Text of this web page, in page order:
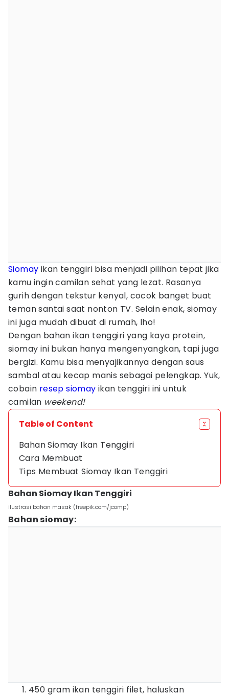
Siomay ikan tenggiri bisa menjadi pilihan tepat jika
kamu ingin camilan sehat yang lezat. Rasanya
gurih dengan tekstur kenyal, cocok banget buat
teman santai saat nonton TV. Selain enak, siomay
ini juga mudah dibuat di rumah, lho!
Dengan bahan ikan tenggiri yang kaya protein,
siomay ini bukan hanya mengenyangkan, tapi juga
bergizi. Kamu bisa menyajikannya dengan saus
sambal atau kecap manis sebagai pelengkap. Yuk,
cobain resep siomay ikan tenggiri ini untuk
camilan weekend!
Table of Content
Bahan Siomay Ikan Tenggiri
Cara Membuat
Tips Membuat Siomay Ikan Tenggiri
Bahan Siomay Ikan Tenggiri
ilustrasi bahan masak (freepik.com/jcomp)
Bahan siomay:
450 gram ikan tenggiri filet, haluskan